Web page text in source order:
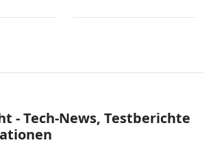
- Tech-News, Testberichte